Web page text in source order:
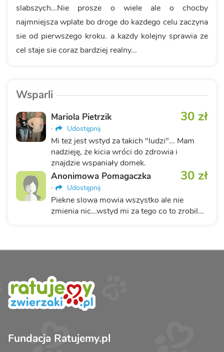
slabszych...Nie prosze o wiele ale o chocby
najmniejsza wplate bo droge do kazdego celu zaczyna
sie od pierwszego kroku. a kazdy kolejny sprawia ze
cel staje sie coraz bardziej realny...
Wsparli
30 zł
Mariola Pietrzik
· Udostępnij
Mi też jest wstyd za takich "ludzi"... Mam
nadzieję, że kicia wróci do zdrowia i
znajdzie wspaniały domek.
30 zł
Anonimowa Pomagaczka
· Udostępnij
Piekne slowa mowia wszystko ale nie
zmienia nic...wstyd mi za tego co to zrobil...
Fundacja Ratujemy.pl